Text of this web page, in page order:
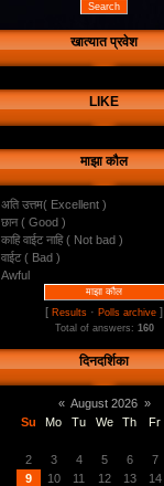
खात्यात प्रवेश
LIKE
माझा कौल
अति उत्तम( Excellent )
छान ( Good )
काहि वाईट नाहि ( Not bad )
वाईट ( Bad )
Awful
[ Results · Polls archive ]
Total of answers: 160
दिनदर्शिका
« August 2026 »
Su
Mo Tu We Th Fr
2
3 4 5 6 7
9
10 11 12 13 14